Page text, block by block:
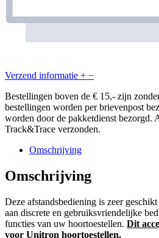
Verzend informatie + −
Bestellingen boven de € 15,- zijn
bestellingen worden per brievenpost
worden door de pakketdienst bezorgd.
Track&Trace verzonden.
Omschrijving
Omschrijving
Deze afstandsbediening is zeer
aan discrete en gebruiksvriendelijke
functies van uw hoortoestellen. Dit
voor Unitron hoortoestellen.